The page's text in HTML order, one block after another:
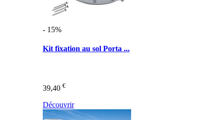
- 15%
Kit fixation au sol Porta ...
39,40 €
Découvrir